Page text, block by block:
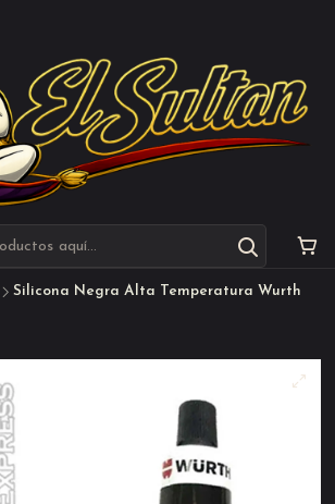
Silicona Negra Alta Temperatura Wurth